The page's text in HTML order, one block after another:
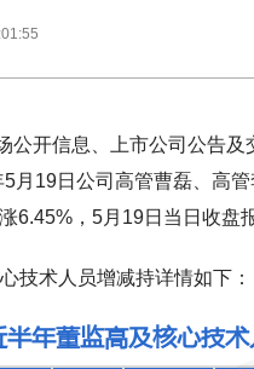
公开信息、上市公司公告
月19日公司高管曹磊、高
6.45%，5月19日当日收盘
技术人员增减持详情如下：